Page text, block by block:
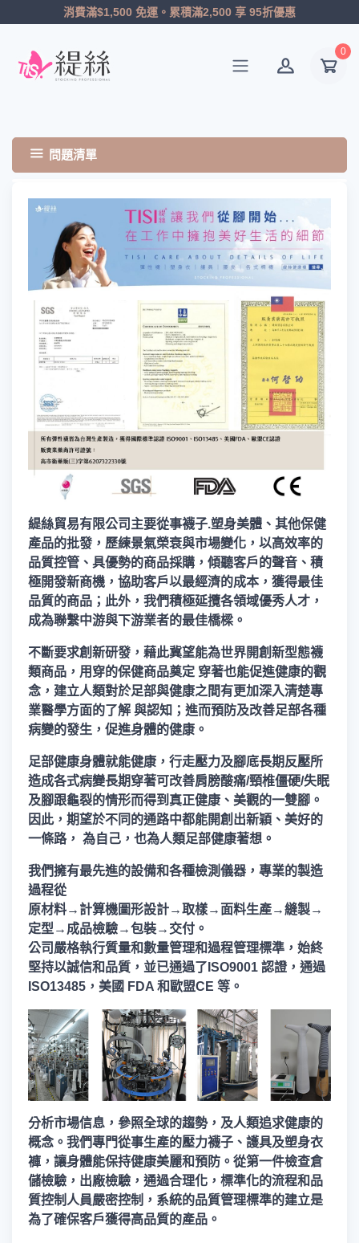
消費滿$1,500 免運。累積滿2,500 享 95折優惠
0
問題清單
緹絲貿易有限公司主要從事襪子.塑身美體、其他保健
產品的批發 ，歷練景氣榮衰與市場變化，以高效率的
品質控管、具優勢的商品採購，傾聽客戶的聲音、積
極開發新商機，協助客戶以最經濟的成本，獲得最佳
品質的商品；此外，我們積極延攬各領域優秀人才，
成為聯繫中游與下游業者的最佳橋樑。
不斷要求創新研發，藉此冀望能為世界開創新型態襪
類商品，用穿的保健商品奠定 穿著也能促進健康的觀
念，建立人類對於足部與健康之間有更加深入清楚專
業醫學方面的了解 與認知；進而預防及改善足部各種
病變的發生，促進身體的健康。
足部健康身體就能健康，行走壓力及腳底長期反壓所
造成各式病變長期穿著可改善肩膀酸痛/頸椎僵硬/失眠
及腳跟龜裂的情形而得到真正健康、美觀的一雙腳。
因此，期望於不同的通路中都能開創出新穎、美好的
一條路， 為自己，也為人類足部健康著想。
我們擁有最先進的設備和各種檢測儀器，專業的製造
過程從
原材料→計算機圖形設計→取樣→面料生產→縫製→
定型→成品檢驗→包裝→交付。
公司嚴格執行質量和數量管理和過程管理標準，始終
堅持以誠信和品質，並已通過了ISO9001 認證，通過
ISO13485，美國 FDA 和歐盟CE 等。
分析市場信息，參照全球的趨勢，及人類追求健康的
概念。我們專門從事生產的壓力襪子、護具及塑身衣
褲，讓身體能保持健康美麗和預防。從第一件檢查倉
儲檢驗，出廠檢驗，通過合理化，標準化的流程和品
質控制人員嚴密控制，系統的品質管理標準的建立是
為了確保客戶獲得高品質的產品。